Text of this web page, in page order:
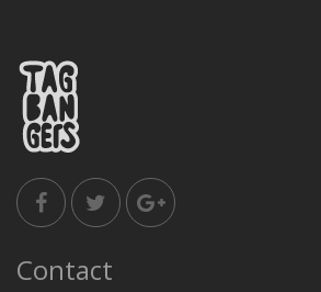
Contact